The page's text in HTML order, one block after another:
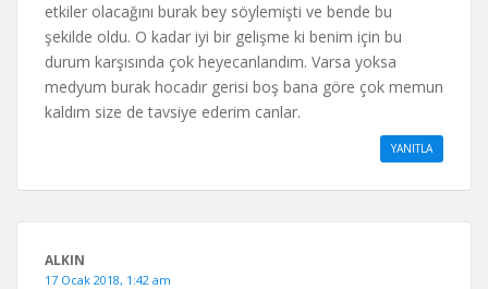
etkiler olacağını burak bey söylemişti ve bende bu
şekilde oldu. O kadar iyi bir gelişme ki benim için bu
durum karşısında çok heyecanlandım. Varsa yoksa
medyum burak hocadır gerisi boş bana göre çok memun
kaldım size de tavsiye ederim canlar.
YANITLA
ALKIN
17 Ocak 2018, 1:42 am